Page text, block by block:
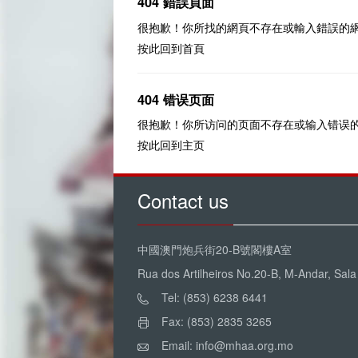
很抱歉！你所找的網頁不存在或輸入錯誤的
按此回到首頁
404 错误页面
很抱歉！你所访问的页面不存在或输入错误
按此回到主页
Contact us
中國澳門炮兵街20-B號閣樓A室
Rua dos Artilheiros No.20-B, M-Andar,
Tel: (853) 6238 6441
Fax: (853) 2835 3265
Email: info@mhaa.org.mo